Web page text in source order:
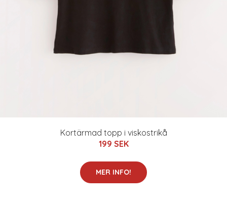
Kortärmad topp i viskostrikå
199 SEK
MER INFO!